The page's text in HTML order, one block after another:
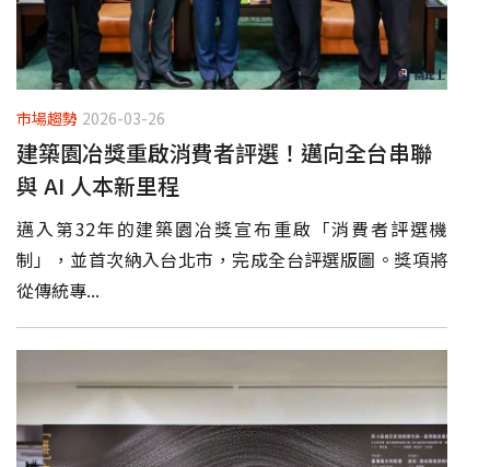
市場趨勢 2026-03-26
建築園冶獎重啟消費者評選！邁向全台串聯
與 AI 人本新里程
邁入第32年的建築園冶獎宣布重啟「消費者評選機
制」，並首次納入台北市，完成全台評選版圖。獎項將
從傳統專...